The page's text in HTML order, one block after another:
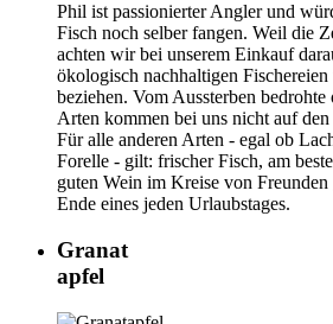
Phil ist passionierter Angler und
Fisch noch selber fangen. Weil die
achten wir bei unserem Einkauf
ökologisch nachhaltigen
beziehen. Vom Aussterben
Arten kommen bei uns nicht auf den
Für alle anderen Arten - egal ob
Forelle - gilt: frischer Fisch, am
guten Wein im Kreise von Freunden
Ende eines jeden Urlaubstages.
Granat
apfel